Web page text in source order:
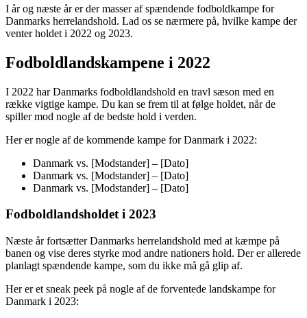
I år og næste år er der masser af spændende fodboldkampe for
Danmarks herrelandshold. Lad os se nærmere på, hvilke kampe der
venter holdet i 2022 og 2023.
Fodboldlandskampene i 2022
I 2022 har Danmarks fodboldlandshold en travl sæson med en
række vigtige kampe. Du kan se frem til at følge holdet, når de
spiller mod nogle af de bedste hold i verden.
Her er nogle af de kommende kampe for Danmark i 2022:
Danmark vs. [Modstander] – [Dato]
Danmark vs. [Modstander] – [Dato]
Danmark vs. [Modstander] – [Dato]
Fodboldlandsholdet i 2023
Næste år fortsætter Danmarks herrelandshold med at kæmpe på
banen og vise deres styrke mod andre nationers hold. Der er allerede
planlagt spændende kampe, som du ikke må gå glip af.
Her er et sneak peek på nogle af de forventede landskampe for
Danmark i 2023: